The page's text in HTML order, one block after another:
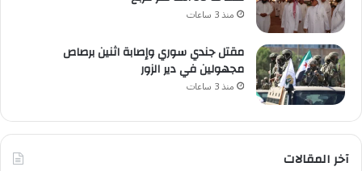
منذ 3 ساعات
مقتل جندي سوري وإصابة اثنين برصاص
مجهولين في دير الزور
منذ 3 ساعات
آخر المقالات